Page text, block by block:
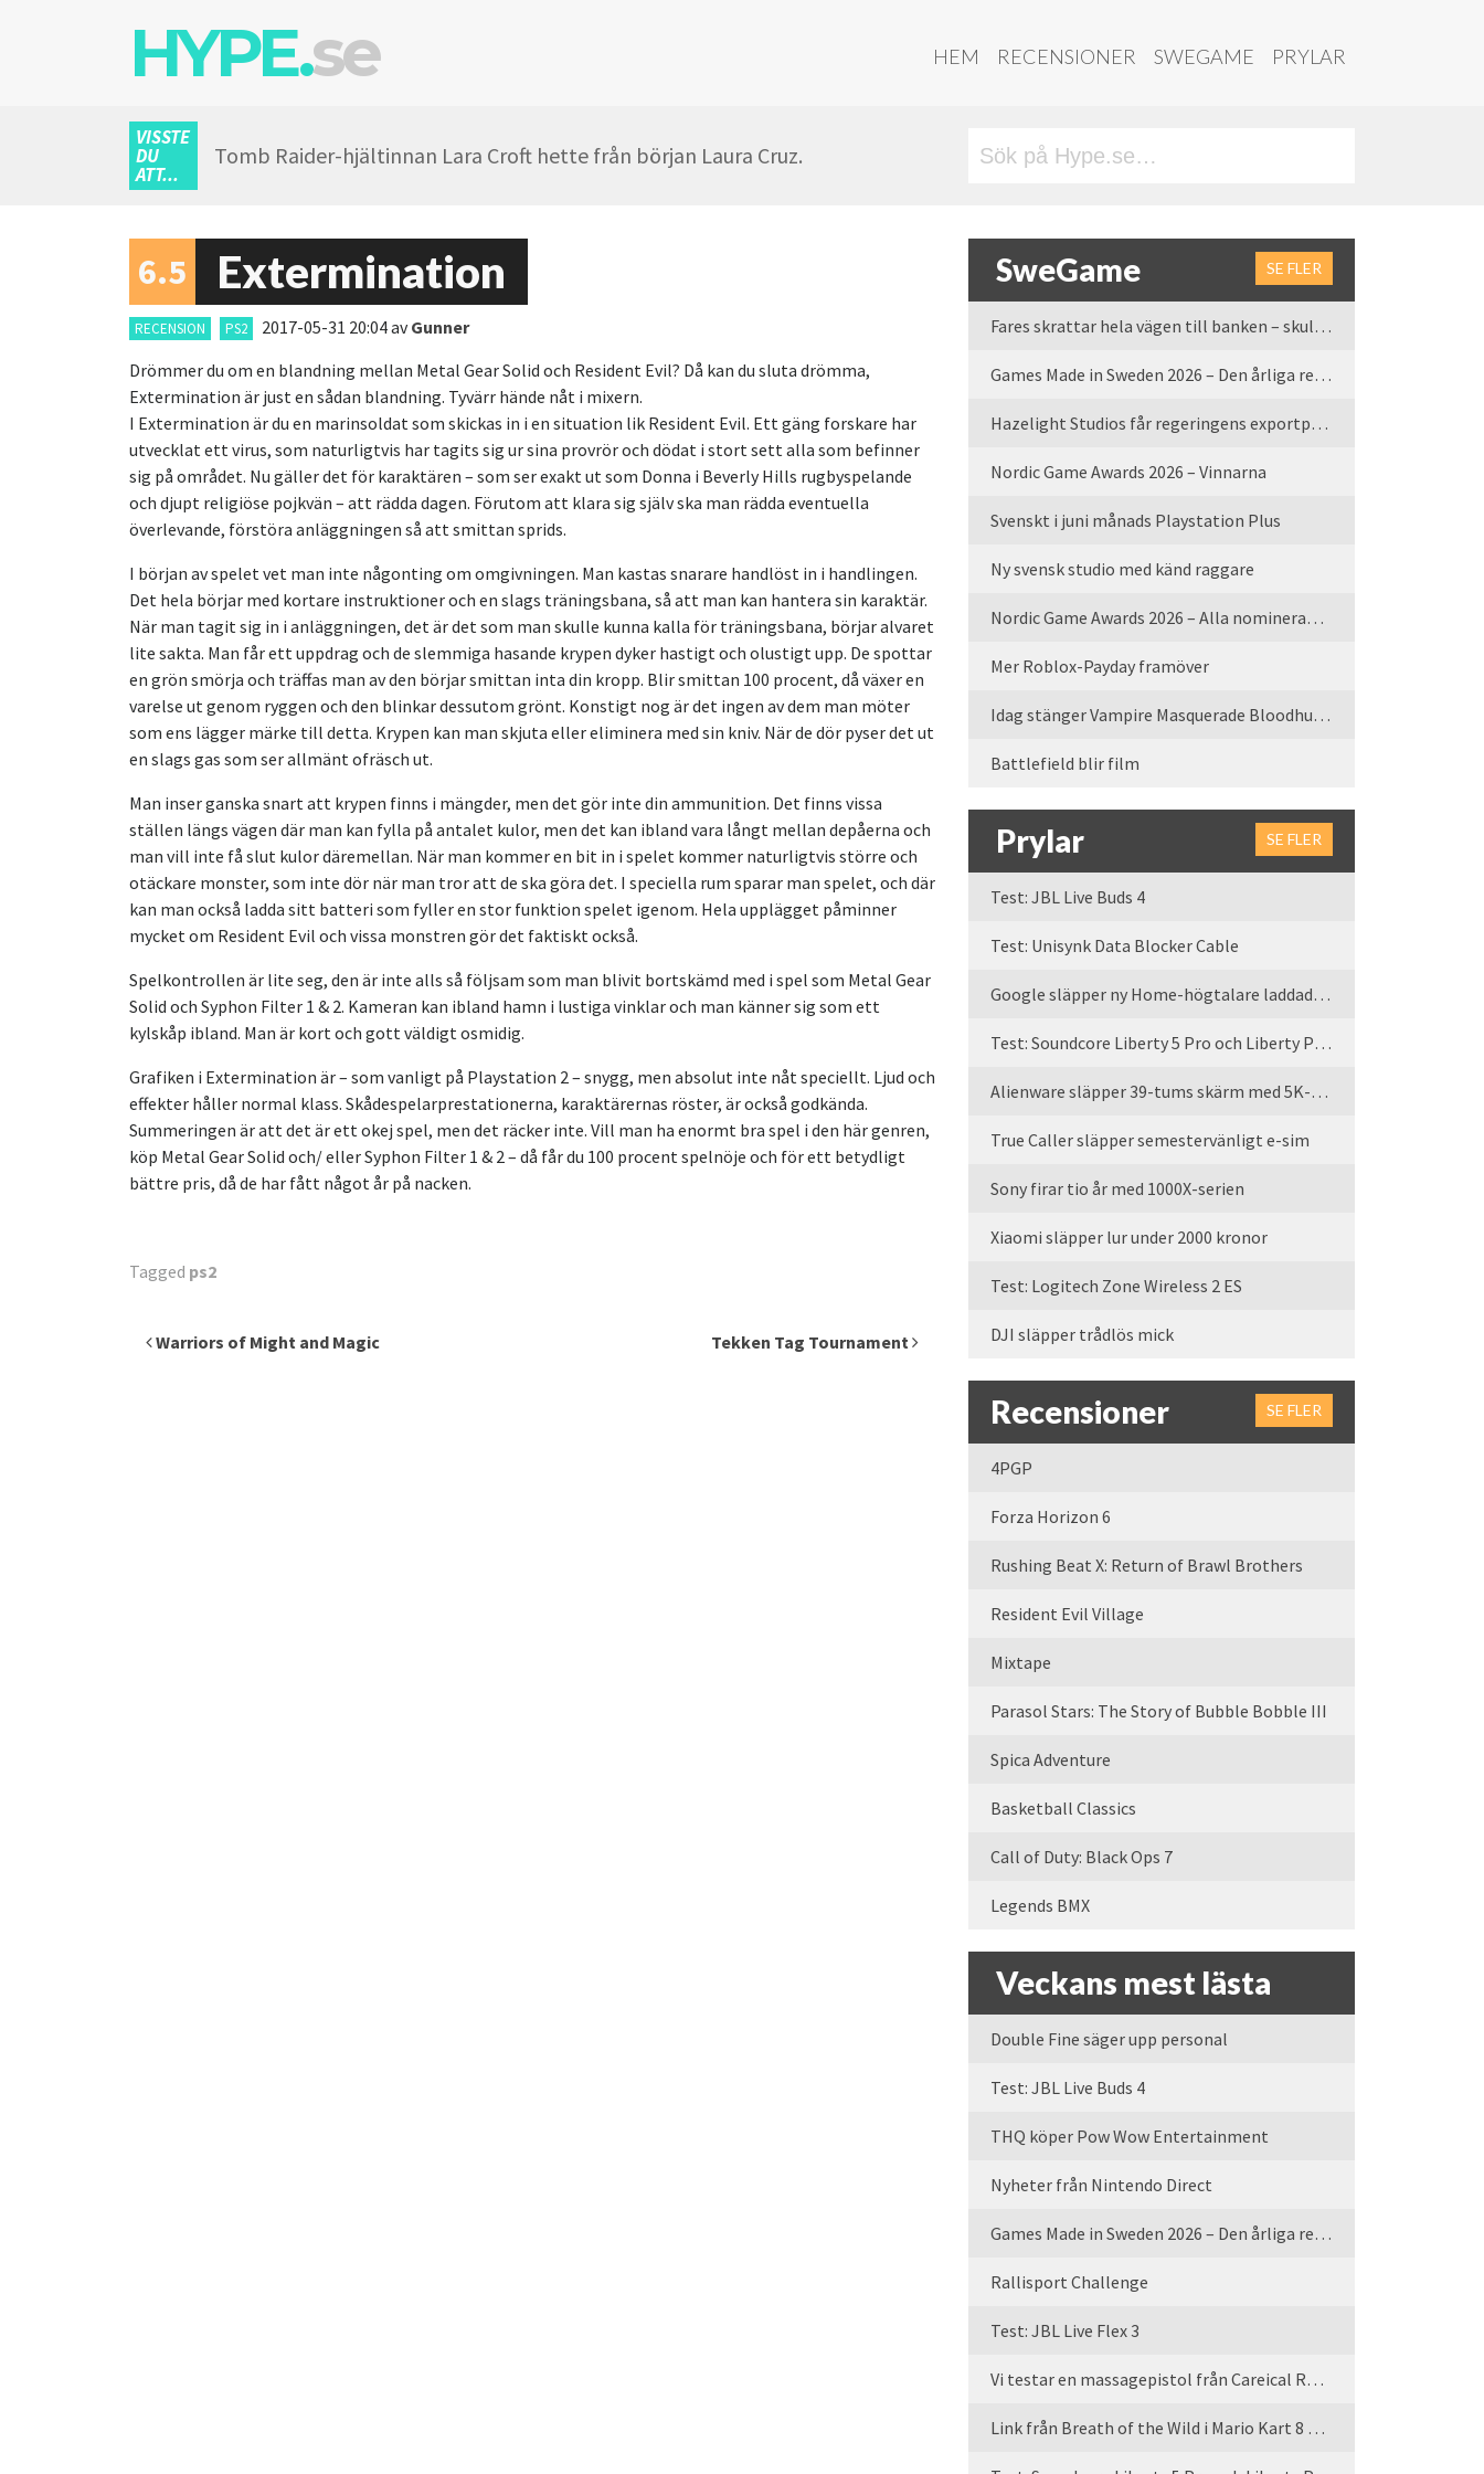
HYPE.se HEM RECENSIONER SWEGAME PRYLAR
VISSTE
DU
ATT...
Tomb Raider-hjältinnan Lara Croft hette från början Laura Cruz.
6.5 Extermination
RECENSION PS2 2017-05-31 20:04avGunner
Drömmer du om en blandning mellan Metal Gear Solid och Resident Evil? Då kan du sluta drömma,
Extermination är just en sådan blandning. Tyvärr hände nåt i mixern.
I Extermination är du en marinsoldat som skickas in i en situation lik Resident Evil. Ett gäng forskare har
utvecklat ett virus, som naturligtvis har tagits sig ur sina provrör och dödat i stort sett alla som befinner
sig på området. Nu gäller det för karaktären – som ser exakt ut som Donna i Beverly Hills rugbyspelande
och djupt religiöse pojkvän – att rädda dagen. Förutom att klara sig själv ska man rädda eventuella
överlevande, förstöra anläggningen så att smittan sprids.
I början av spelet vet man inte någonting om omgivningen. Man kastas snarare handlöst in i handlingen.
Det hela börjar med kortare instruktioner och en slags träningsbana, så att man kan hantera sin karaktär.
När man tagit sig in i anläggningen, det är det som man skulle kunna kalla för träningsbana, börjar alvaret
lite sakta. Man får ett uppdrag och de slemmiga hasande krypen dyker hastigt och olustigt upp. De spottar
en grön smörja och träffas man av den börjar smittan inta din kropp. Blir smittan 100 procent, då växer en
varelse ut genom ryggen och den blinkar dessutom grönt. Konstigt nog är det ingen av dem man möter
som ens lägger märke till detta. Krypen kan man skjuta eller eliminera med sin kniv. När de dör pyser det ut
en slags gas som ser allmänt ofräsch ut.
Man inser ganska snart att krypen finns i mängder, men det gör inte din ammunition. Det finns vissa
ställen längs vägen där man kan fylla på antalet kulor, men det kan ibland vara långt mellan depåerna och
man vill inte få slut kulor däremellan. När man kommer en bit in i spelet kommer naturligtvis större och
otäckare monster, som inte dör när man tror att de ska göra det. I speciella rum sparar man spelet, och där
kan man också ladda sitt batteri som fyller en stor funktion spelet igenom. Hela upplägget påminner
mycket om Resident Evil och vissa monstren gör det faktiskt också.
Spelkontrollen är lite seg, den är inte alls så följsam som man blivit bortskämd med i spel som Metal Gear
Solid och Syphon Filter 1 & 2. Kameran kan ibland hamn i lustiga vinklar och man känner sig som ett
kylskåp ibland. Man är kort och gott väldigt osmidig.
Grafiken i Extermination är – som vanligt på Playstation 2 – snygg, men absolut inte nåt speciellt. Ljud och
effekter håller normal klass. Skådespelarprestationerna, karaktärernas röster, är också godkända.
Summeringen är att det är ett okej spel, men det räcker inte. Vill man ha enormt bra spel i den här genren,
köp Metal Gear Solid och/ eller Syphon Filter 1 & 2 – då får du 100 procent spelnöje och för ett betydligt
bättre pris, då de har fått något år på nacken.
Tagged ps2
Inläggsnavigering
Warriors of Might and Magic Tekken Tag Tournament
SweGame SE FLER
Fares skrattar hela vägen till banken – skulle vi tro
Games Made in Sweden 2026 – Den årliga rean är tillbaka
Hazelight Studios får regeringens exportpris 2025
Nordic Game Awards 2026 – Vinnarna
Svenskt i juni månads Playstation Plus
Ny svensk studio med känd raggare
Nordic Game Awards 2026 – Alla nominerade spel
Mer Roblox-Payday framöver
Idag stänger Vampire Masquerade Bloodhunt servrarna
Battlefield blir film
Prylar SE FLER
Test: JBL Live Buds 4
Test: Unisynk Data Blocker Cable
Google släpper ny Home-högtalare laddad med Gemini
Test: Soundcore Liberty 5 Pro och Liberty Pro Max
Alienware släpper 39-tums skärm med 5K-upplösning
True Caller släpper semestervänligt e-sim
Sony firar tio år med 1000X-serien
Xiaomi släpper lur under 2000 kronor
Test: Logitech Zone Wireless 2 ES
DJI släpper trådlös mick
Recensioner SE FLER
4PGP
Forza Horizon 6
Rushing Beat X: Return of Brawl Brothers
Resident Evil Village
Mixtape
Parasol Stars: The Story of Bubble Bobble III
Spica Adventure
Basketball Classics
Call of Duty: Black Ops 7
Legends BMX
Veckans mest lästa
Double Fine säger upp personal
Test: JBL Live Buds 4
THQ köper Pow Wow Entertainment
Nyheter från Nintendo Direct
Games Made in Sweden 2026 – Den årliga rean är tillbaka
Rallisport Challenge
Test: JBL Live Flex 3
Vi testar en massagepistol från Careical Recovery
Link från Breath of the Wild i Mario Kart 8 Deluxe